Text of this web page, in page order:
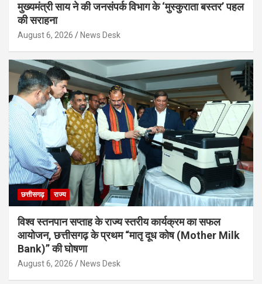
मुख्यमंत्री साय ने की जनसंपर्क विभाग के ‘मुस्कुराता बस्तर’ पहल
की सराहना
August 6, 2026 News Desk
छत्तीसगढ़ राज्य
विश्व स्तनपान सप्ताह के राज्य स्तरीय कार्यक्रम का सफल
आयोजन, छत्तीसगढ़ के प्रथम “मातृ दूध कोष (Mother Milk
Bank)” की घोषणा
August 6, 2026 News Desk